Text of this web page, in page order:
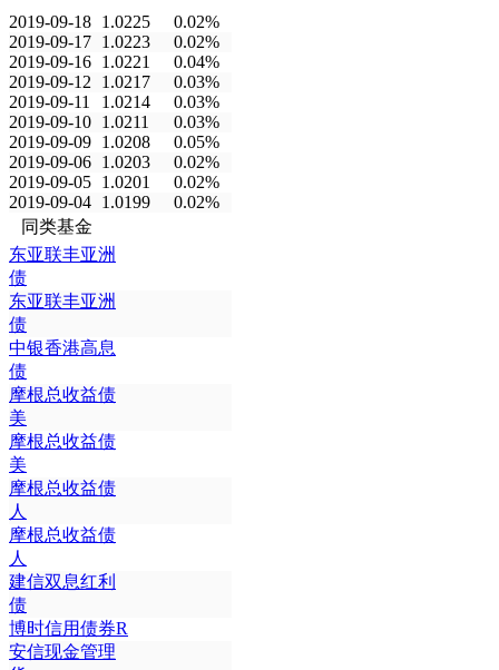
2019-09-18 1.0225
0.02%
2019-09-17 1.0223
0.02%
2019-09-16 1.0221
0.04%
2019-09-12
1.0217
0.03%
2019-09-11
1.0214
0.03%
2019-09-10 1.0211
0.03%
2019-09-09 1.0208
0.05%
2019-09-06 1.0203
0.02%
2019-09-05 1.0201
0.02%
2019-09-04 1.0199
0.02%
同类基金
东亚联丰亚洲
债
东亚联丰亚洲
债
中银香港高息
债
摩根总收益债
美
摩根总收益债
美
摩根总收益债
人
摩根总收益债
人
建信双息红利
债
博时信用债券R
安信现金管理